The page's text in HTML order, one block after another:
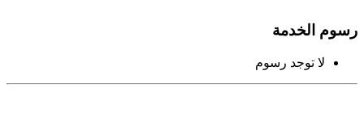
رسوم الخدمة
لا توجد رسوم